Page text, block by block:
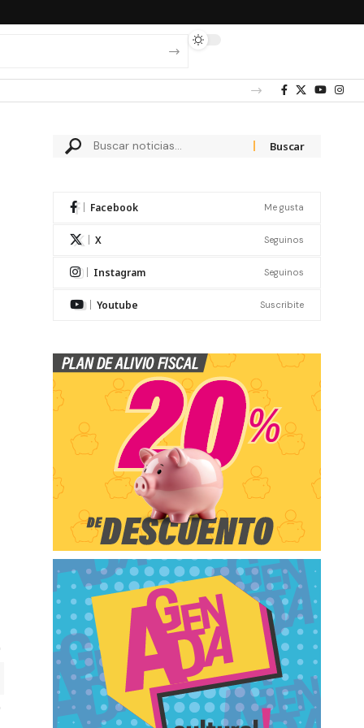
Facebook Me gusta
X Seguinos
Instagram Seguinos
Youtube Suscribite